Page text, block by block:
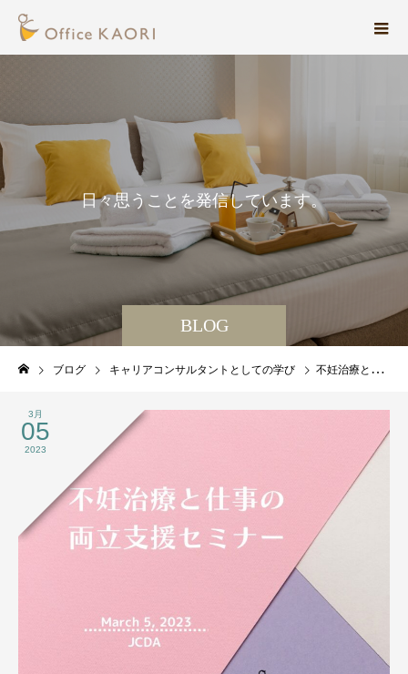
BLOG
日々思 う こ と を発信してい ます。
ブログ キャリアコンサルタントとしての学び 不妊治療と仕事の両立
3月
05
2023